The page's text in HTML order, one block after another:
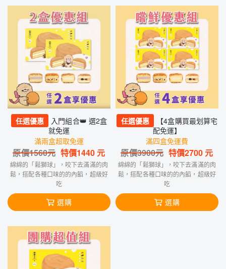
任選優惠
入門組合👑 選2盒
就免運
滿兩盒超取免運
原價1560元 特價1440 元
綿綿的「鬆獅球」，咬下去滿滿的肉
鬆，搭配各種口味的的內餡，超級好
吃
選購
任選優惠
【4盒購買最划算宅
配免運】
滿四盒免運費
原價3900元 特價2700 元
綿綿的「鬆獅球」，咬下去滿滿的肉
鬆，搭配各種口味的的內餡，超級好
吃
選購